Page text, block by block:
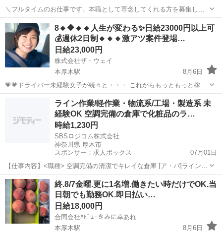
＼フルタイムのお仕事です。本職として専念してくれる方を募集しま
す。／ 2tユニック車にて木材の回収運搬ドライバー 配送商品・・・木
材 配送場所・・・現場 配送件数・・・日による 手摘手卸・・・あり
勤務時間・...
神奈川 厚木市 本厚木駅 ドライバー ユニック
8🔸🔷🔸🔸人生が変わる✨日給23000円以上可
💰週休2日制🔸🔸🔸激アツ案件登場…
日給23,000円
株式会社ザ・ウェイ
本厚木駅
8月6日
💗💗ドライバー未経験女子が続々と・・・ これからもっともっと稼げ
る業種の１つ軽貨物ドライバー業❗️ そんなお仕事を完全未経験でも楽々
の仕事内容でドライバースキルを取得❗️ 頑張ったら頑張った分だけ、と
にかく...
厚木市 本厚木駅 配送 ネットスーパー
ライン作業/軽作業・物流系/工場・製造系 未
経験OK 空調完備の倉庫で化粧品のラ…
時給1,230円
SBSロジコム株式会社
神奈川県 厚木市
スポンサー：求人ボックス
07月01日
【仕事内容】<職種> 空調完備の清潔でキレイな倉庫 [ア・パ]ライン作
業、軽作業・物流その他、工場・製造その他 <雇用形態> アルバイ
ト・パート <給与> [ア・パ]時給1,230円 交通費:一部支給 規定支給 月6
万円を上限とし...
アルバイト・パート
終.8/7金曜.更に1名増.働きたい時だけでOK.当
日朝でも勤務OK.即日払い…
日給18,000円
合同会社ﾊﾋﾟｭｰきみに幸あれ
本厚木駅
8月6日